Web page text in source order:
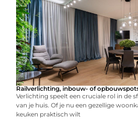
Railverlichting, inbouw- of
Verlichting speelt een cruciale rol in de
van je huis. Of je nu een gezellige
keuken praktisch wilt